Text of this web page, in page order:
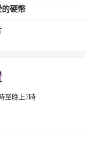
的硬幣
至晚上7時